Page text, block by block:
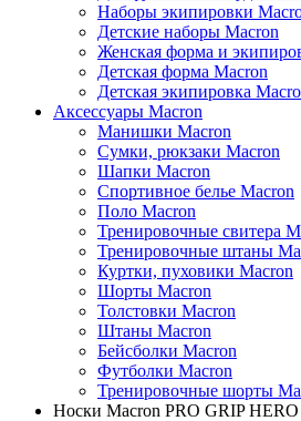
Наборы экипировки
Детские наборы Macron
Женская форма и
Детская форма Macron
Детская экипировка
Аксессуары Macron
Манишки Macron
Сумки, рюкзаки Macron
Шапки Macron
Спортивное белье Macron
Поло Macron
Тренировочные свитера
Тренировочные штаны
Куртки, пуховики Macron
Шорты Macron
Толстовки Macron
Штаны Macron
Бейсболки Macron
Футболки Macron
Тренировочные шорты
Носки Macron PRO GRIP HERO